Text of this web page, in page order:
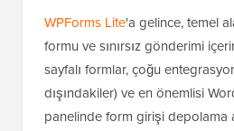
WPForms Lite'a gelince, temel
formu ve sınırsız gönderimi
sayfalı formlar, çoğu
dışındakiler) ve en önemlisi
panelinde form girişi depolama